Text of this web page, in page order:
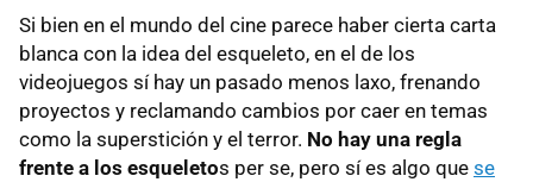
Si bien en el mundo del cine parece haber cierta carta
blanca con la idea del esqueleto, en el de los
videojuegos sí hay un pasado menos laxo, frenando
proyectos y reclamando cambios por caer en temas
como la superstición y el terror. No hay una regla
frente a los esqueletos per se, pero sí es algo que se